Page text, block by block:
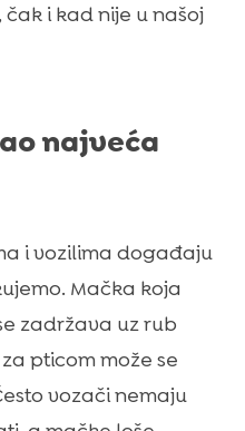
i kad nije u našoj
najveća
i vozilima događaju
Mačka koja
zadržava uz rub
pticom može se
vozači nemaju